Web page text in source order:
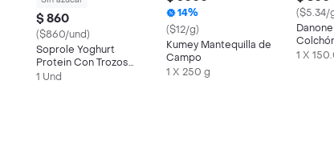
$ 860
($860/und)
Soprole Yoghurt
Protein Con Trozos
Arã¡ndonos y Frutilla
1 Und
14%
($12/g)
Kumey Mantequilla de
Campo
1 X 250 g
($5.34/
Sabor
1 X